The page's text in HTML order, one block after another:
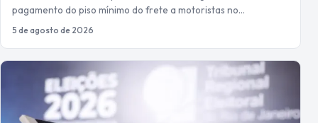
pagamento do piso mínimo do frete a motoristas no…
5 de agosto de 2026